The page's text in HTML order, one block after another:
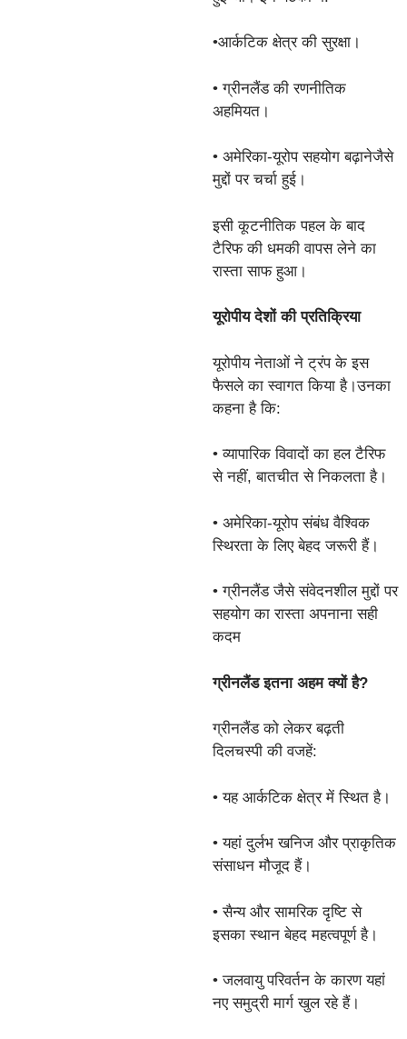
•आर्कटिक क्षेत्र की सुरक्षा।
• ग्रीनलैंड की रणनीतिक
अहमियत।
• अमेरिका-यूरोप सहयोग बढ़ानेजैसे
मुद्दों पर चर्चा हुई।
इसी कूटनीतिक पहल के बाद
टैरिफ की धमकी वापस लेने का
रास्ता साफ हुआ।
यूरोपीय देशों की प्रतिक्रिया
यूरोपीय नेताओं ने ट्रंप के इस
फैसले का स्वागत किया है।उनका
कहना है कि:
• व्यापारिक विवादों का हल टैरिफ
से नहीं, बातचीत से निकलता है।
• अमेरिका-यूरोप संबंध वैश्विक
स्थिरता के लिए बेहद जरूरी हैं।
• ग्रीनलैंड जैसे संवेदनशील मुद्दों पर
सहयोग का रास्ता अपनाना सही
कदम
ग्रीनलैंड इतना अहम क्यों है?
ग्रीनलैंड को लेकर बढ़ती
दिलचस्पी की वजहें:
• यह आर्कटिक क्षेत्र में स्थित है।
• यहां दुर्लभ खनिज और प्राकृतिक
संसाधन मौजूद हैं।
• सैन्य और सामरिक दृष्टि से
इसका स्थान बेहद महत्वपूर्ण है।
• जलवायु परिवर्तन के कारण यहां
नए समुद्री मार्ग खुल रहे हैं।